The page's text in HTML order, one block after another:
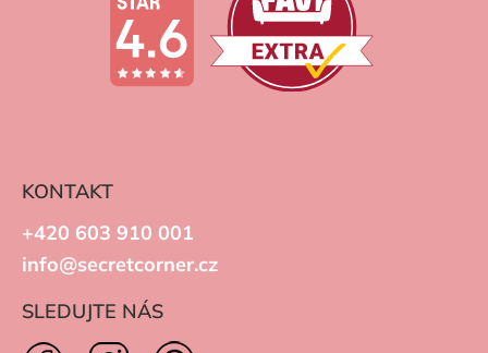
KONTAKT
+420 603 910 001
info@secretcorner.cz
SLEDUJTE NÁS